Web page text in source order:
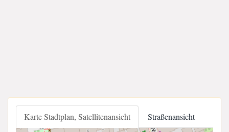
Karte Stadtplan, Satellitenansicht Straßenansicht